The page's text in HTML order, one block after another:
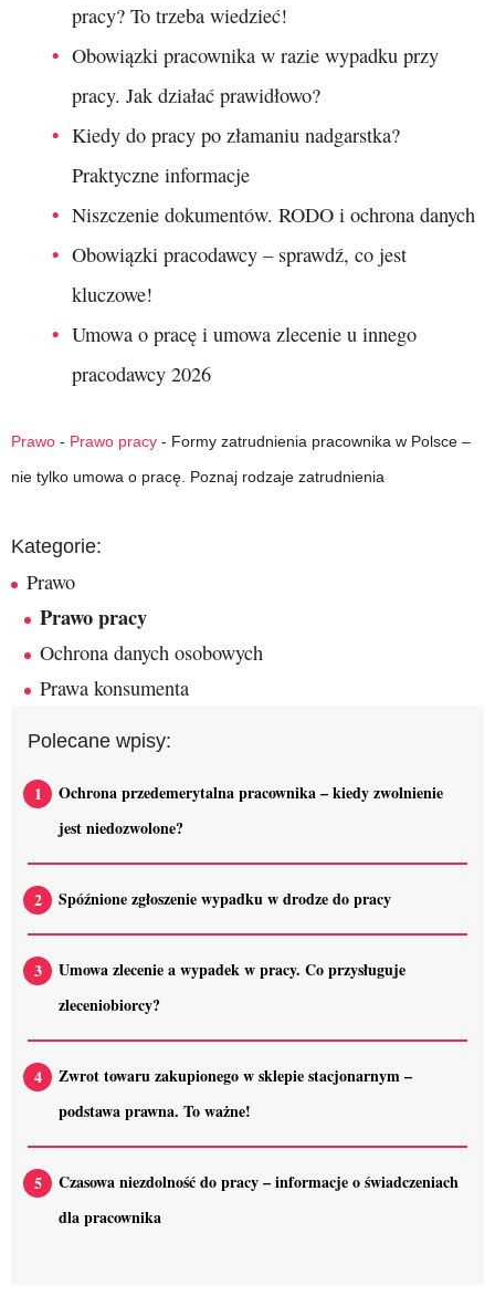
pracy? To trzeba wiedzieć!
Obowiązki pracownika w razie wypadku przy
pracy. Jak działać prawidłowo?
Kiedy do pracy po złamaniu nadgarstka?
Praktyczne informacje
Niszczenie dokumentów. RODO i ochrona danych
Obowiązki pracodawcy – sprawdź, co jest
kluczowe!
Umowa o pracę i umowa zlecenie u innego
pracodawcy 2026
Prawo - Prawo pracy - Formy zatrudnienia pracownika w Polsce –
nie tylko umowa o pracę. Poznaj rodzaje zatrudnienia
Kategorie:
Prawo
Prawo pracy
Ochrona danych osobowych
Prawa konsumenta
Polecane wpisy:
Ochrona przedemerytalna pracownika – kiedy zwolnienie
jest niedozwolone?
Spóźnione zgłoszenie wypadku w drodze do pracy
Umowa zlecenie a wypadek w pracy. Co przysługuje
zleceniobiorcy?
Zwrot towaru zakupionego w sklepie stacjonarnym –
podstawa prawna. To ważne!
Czasowa niezdolność do pracy – informacje o świadczeniach
dla pracownika